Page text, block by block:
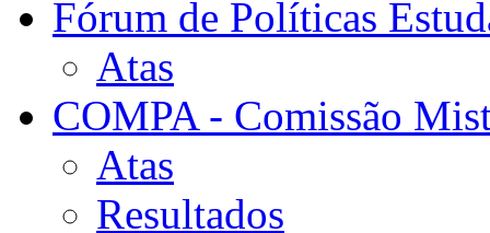
Fórum de Políticas
Atas
COMPA - Comissão
Atas
Resultados